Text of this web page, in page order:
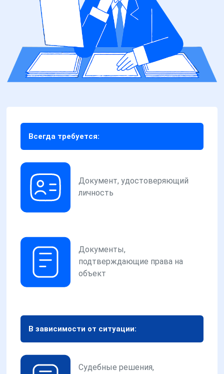
Всегда требуется:
Документ, удостоверяющий
личность
Документы,
подтверждающие права на
объект
В зависимости от ситуации:
Судебные решения,